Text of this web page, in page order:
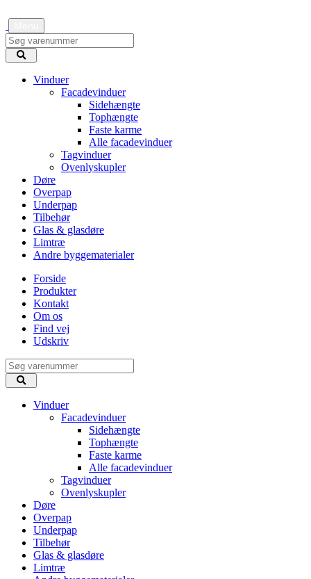
Vinduer
Facadevinduer
Sidehængte
Tophængte
Faste karme
Alle facadevinduer
Tagvinduer
Ovenlyskupler
Døre
Overpap
Underpap
Tilbehør
Glas & glasdøre
Limtræ
Andre byggematerialer
Forside
Produkter
Kontakt
Om os
Find vej
Udskriv
Vinduer
Facadevinduer
Sidehængte
Tophængte
Faste karme
Alle facadevinduer
Tagvinduer
Ovenlyskupler
Døre
Overpap
Underpap
Tilbehør
Glas & glasdøre
Limtræ